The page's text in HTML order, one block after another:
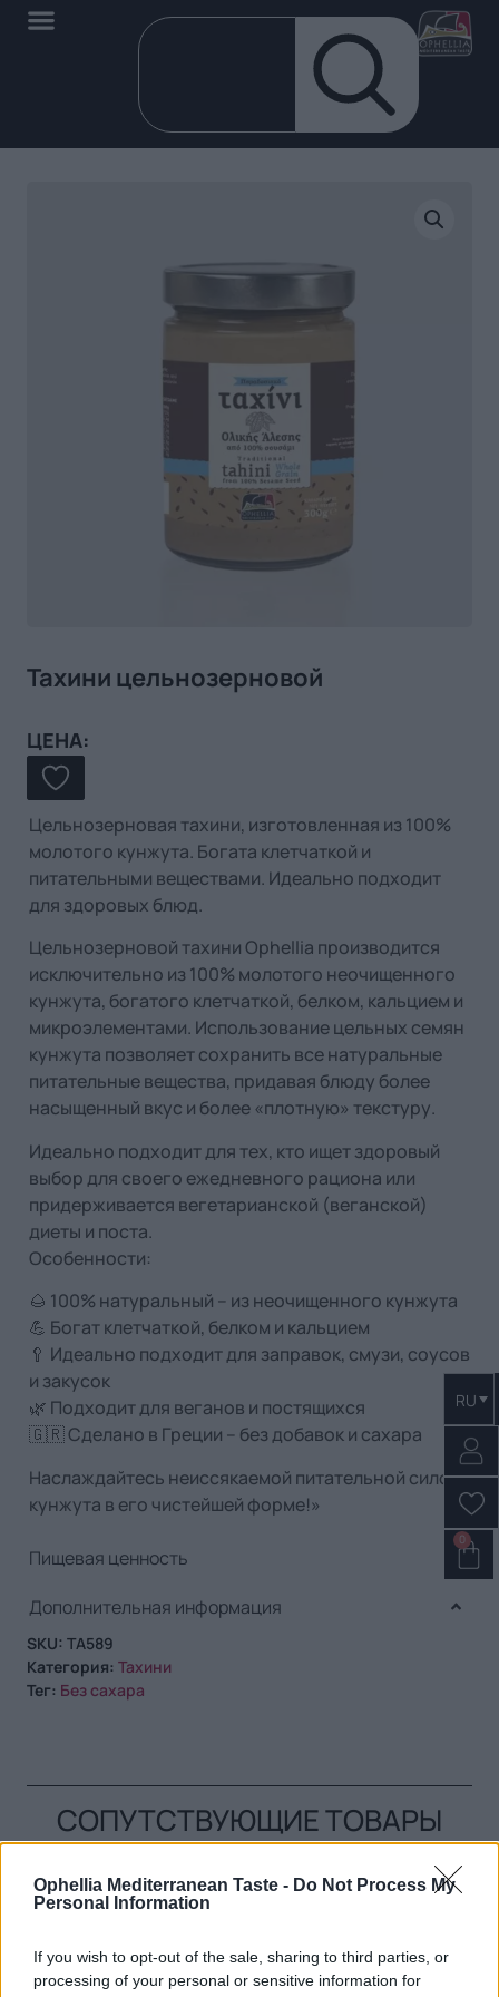
Ophellia Mediterranean Taste - Do Not Process My
Personal Information
If you wish to opt-out of the sale, sharing to third parties, or
processing of your personal or sensitive information for
RU
0
Тахини цельнозерновой
ЦЕНА:
Цельнозерновая тахини, изготовленная из 100%
молотого кунжута. Богата клетчаткой и
питательными веществами. Идеально подходит
для здоровых блюд.
Цельнозерновой тахини Ophellia производится
исключительно из 100% молотого неочищенного
кунжута, богатого клетчаткой, белком, кальцием и
микроэлементами. Использование цельных семян
кунжута позволяет сохранить все натуральные
питательные вещества, придавая блюду более
насыщенный вкус и более «плотную» текстуру.
Идеально подходит для тех, кто ищет здоровый
выбор для своего ежедневного рациона или
придерживается вегетарианской (веганской)
диеты и поста.
Особенности:
🌰 100% натуральный – из неочищенного кунжута
💪 Богат клетчаткой, белком и кальцием
🥄 Идеально подходит для заправок, смузи, соусов
и закусок
🌿 Подходит для веганов и постящихся
🇬🇷 Сделано в Греции – без добавок и сахара
Наслаждайтесь неиссякаемой питательной силой
кунжута в его чистейшей форме!»
Пищевая ценность
Дополнительная информация
SKU: TA589
Категория: Тахини
Тег: Без сахара
СОПУТСТВУЮЩИЕ ТОВАРЫ